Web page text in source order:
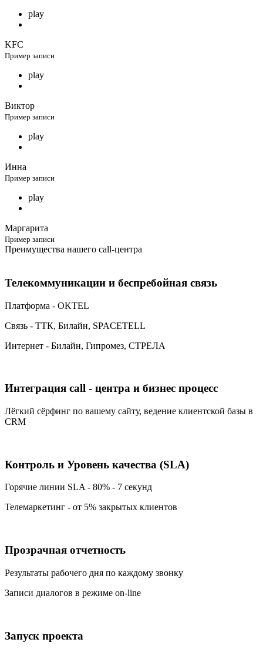
play
KFC
Пример записи
play
Виктор
Пример записи
play
Инна
Пример записи
play
Маргарита
Пример записи
Преимущества нашего call-центра
Телекоммуникации и беспребойная связь
Платформа - OKTEL
Связь - ТТК, Билайн, SPACETELL
Интернет - Билайн, Гипромез, СТРЕЛА
Интеграция call - центра и бизнес процесс
Лёгкий сёрфинг по вашему сайту, ведение клиентской базы в
CRM
Контроль и Уровень качества (SLA)
Горячие линии SLA - 80% - 7 секунд
Телемаркетинг - от 5% закрытых клиентов
Прозрачная отчетность
Результаты рабочего дня по каждому звонку
Записи диалогов в режиме on-line
Запуск проекта